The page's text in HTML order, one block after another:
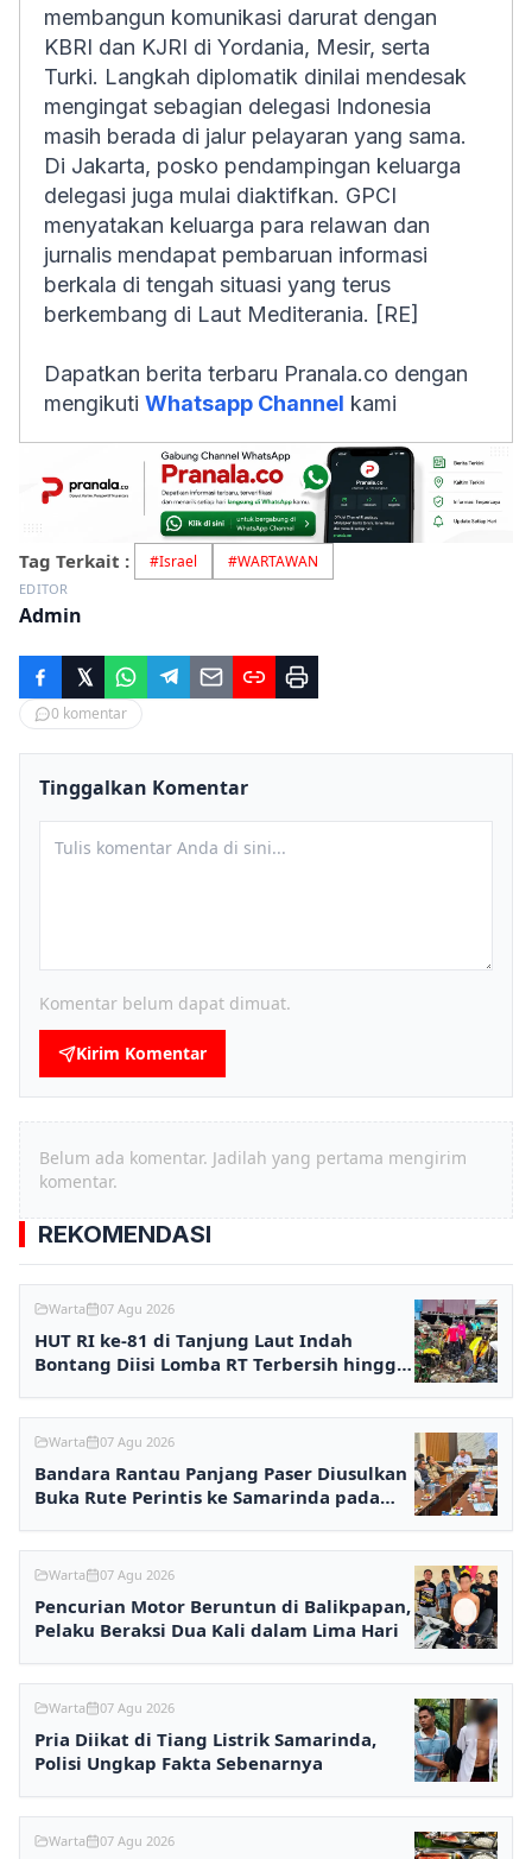
membangun komunikasi darurat dengan
KBRI dan KJRI di Yordania, Mesir, serta
Turki. Langkah diplomatik dinilai mendesak
mengingat sebagian delegasi Indonesia
masih berada di jalur pelayaran yang sama.
Di Jakarta, posko pendampingan keluarga
delegasi juga mulai diaktifkan. GPCI
menyatakan keluarga para relawan dan
jurnalis mendapat pembaruan informasi
berkala di tengah situasi yang terus
berkembang di Laut Mediterania. [RE]
Dapatkan berita terbaru Pranala.co dengan
mengikuti Whatsapp Channel kami
Tag Terkait : #Israel #WARTAWAN
EDITOR
Admin
0 komentar
Tinggalkan Komentar
Komentar belum dapat dimuat.
Kirim Komentar
Belum ada komentar. Jadilah yang pertama mengirim
komentar.
REKOMENDASI
Warta 07 Agu 2026
HUT RI ke-81 di Tanjung Laut Indah
Bontang Diisi Lomba RT Terbersih hingga
Warta 07 Agu 2026
Bandara Rantau Panjang Paser Diusulkan
Buka Rute Perintis ke Samarinda pada
Warta 07 Agu 2026
Pencurian Motor Beruntun di Balikpapan,
Pelaku Beraksi Dua Kali dalam Lima Hari
Warta 07 Agu 2026
Pria Diikat di Tiang Listrik Samarinda,
Polisi Ungkap Fakta Sebenarnya
Warta 07 Agu 2026